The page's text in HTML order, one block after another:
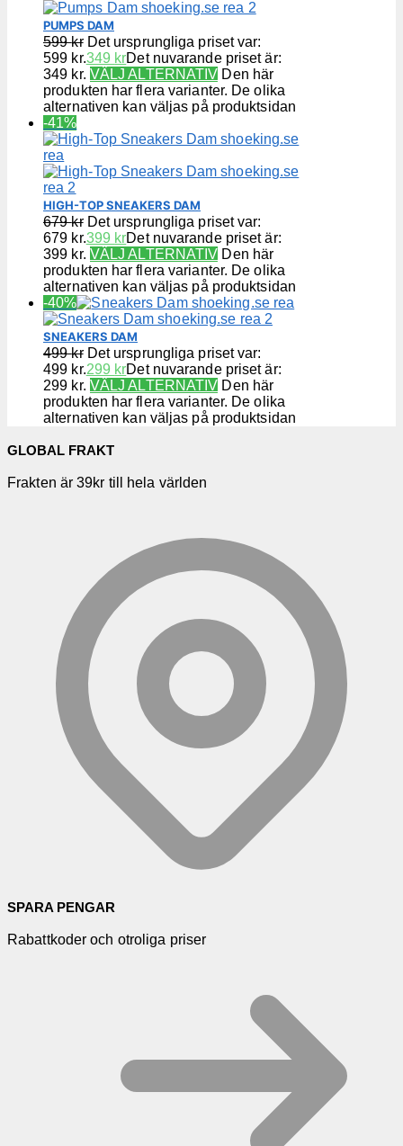
PUMPS DAM
599kr Det ursprungliga priset var:
599 kr.349 krDet nuvarande priset är:
349 kr. VÄLJ ALTERNATIV Den här
produkten har flera varianter. De olika
alternativen kan väljas på produktsidan
-41%
HIGH-TOP SNEAKERS DAM
679kr Det ursprungliga priset var:
679 kr.399 krDet nuvarande priset är:
399 kr. VÄLJ ALTERNATIV Den här
produkten har flera varianter. De olika
alternativen kan väljas på produktsidan
-40%
SNEAKERS DAM
499kr Det ursprungliga priset var:
499 kr.299 krDet nuvarande priset är:
299 kr. VÄLJ ALTERNATIV Den här
produkten har flera varianter. De olika
alternativen kan väljas på produktsidan
GLOBAL FRAKT
Frakten är 39kr till hela världen
SPARA PENGAR
Rabattkoder och otroliga priser